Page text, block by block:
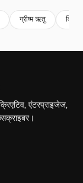
ग्रीष्म ऋतु विंटेज
एंटरप्राइजेज,